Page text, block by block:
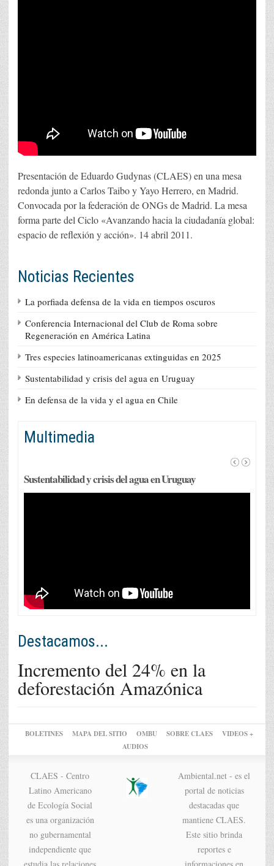
Presentación de Eduardo Gudynas (CLAES) en una mesa
redonda junto a Carlos Taibo y Yayo Herrero, en Madrid.
Convocada por la federación de ONGs de Madrid. La mesa
forma parte del Ciclo «Avanzando hacia la ciudadanía global:
espacio de reflexión y acción». 14 abril 2011.
Noticias Recientes
La porfiada defensa de la vida en tiempos oscuros
Conferencia Internacional del Club de Roma sobre
Regeneración en América Latina
Tres especies latinoamericanas extinguidas en 2025
Sustentabilidad y crisis del agua en Uruguay
En defensa de la vida y el agua en Chile
Multimedia
Sustentabilidad y crisis del agua en Uruguay
Destacamos...
Incremento del 24% en la
deforestación Amazónica
BOLETINES MAPA DEL SITIO OMBU SOBRE CLAES
VIDEOS +
AUDIOS
CLAES - Centro
Latino Americano
de Ecología Social
es una organización
no gubernamental
independiente que
Ambiental.net - es el
portal de noticias
destacadas que
mantiene CLAES.
Este sitio brinda
reportes e